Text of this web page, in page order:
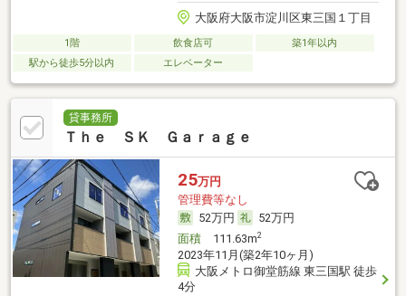
大阪府大阪市淀川区東三国１丁目
1階 飲食店可
築1年以内
駅から徒歩5分以内
エレベーター
貸事務所
Ｔｈｅ ＳＫ Ｇａｒａｇｅ
25万円
管理費等なし
52万円
52万円
面積111.63m2
2023年11月(築2年10ヶ月)
大阪メトロ御堂筋線 東三国駅 徒歩
4分